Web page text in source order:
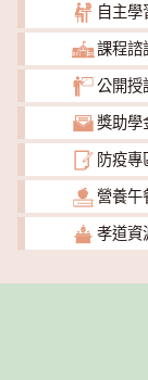
自主學
課程諮
公開授
獎助學
防疫專
營養午
孝道資